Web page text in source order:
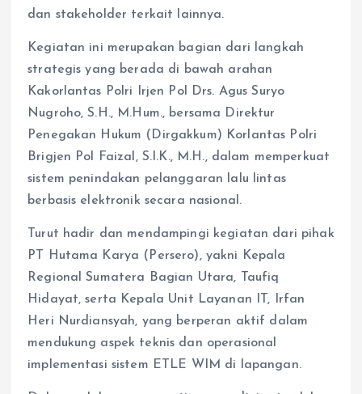
dan stakeholder terkait lainnya.
Kegiatan ini merupakan bagian dari langkah
strategis yang berada di bawah arahan
Kakorlantas Polri Irjen Pol Drs. Agus Suryo
Nugroho, S.H., M.Hum., bersama Direktur
Penegakan Hukum (Dirgakkum) Korlantas Polri
Brigjen Pol Faizal, S.I.K., M.H., dalam memperkuat
sistem penindakan pelanggaran lalu lintas
berbasis elektronik secara nasional.
Turut hadir dan mendampingi kegiatan dari pihak
PT Hutama Karya (Persero), yakni Kepala
Regional Sumatera Bagian Utara, Taufiq
Hidayat, serta Kepala Unit Layanan IT, Irfan
Heri Nurdiansyah, yang berperan aktif dalam
mendukung aspek teknis dan operasional
implementasi sistem ETLE WIM di lapangan.